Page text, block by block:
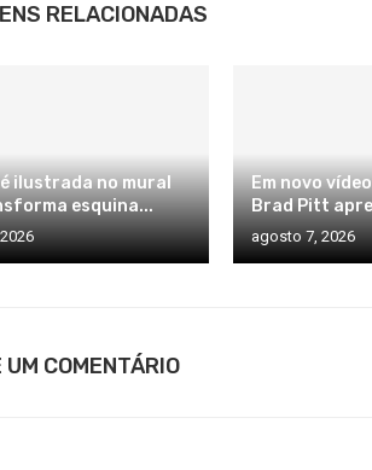
RELACIONADAS
ilustrada no mural
esquina...
Em novo
Brad Pitt
agosto 7, 2026
UM COMENTÁRIO